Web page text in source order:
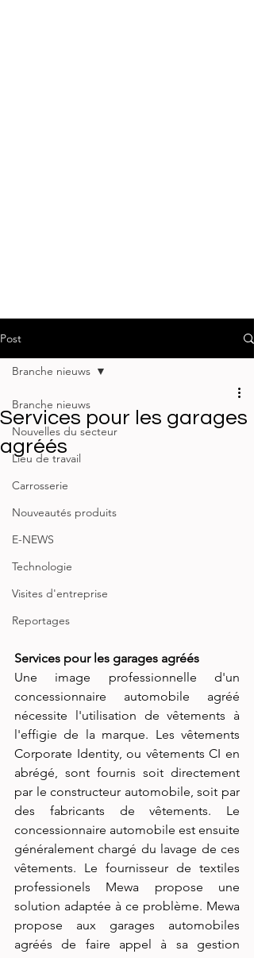
Post
Branche nieuws
Nouvelles du secteur
Lieu de travail
Carrosserie
Nouveautés produits
E-NEWS
Technologie
Visites d'entreprise
Reportages
Branche nieuws
Services pour les garages
agréés
Services pour les garages agréés
Une image professionnelle d'un
concessionnaire automobile agréé
nécessite l'utilisation de vêtements à
l'effigie de la marque. Les vêtements
Corporate Identity, ou vêtements CI en
abrégé, sont fournis soit directement
par le constructeur automobile, soit par
des fabricants de vêtements. Le
concessionnaire automobile est ensuite
généralement chargé du lavage de ces
vêtements. Le fournisseur de textiles
professionels Mewa propose une
solution adaptée à ce problème. Mewa
propose aux garages automobiles
agréés de faire appel à sa gestion